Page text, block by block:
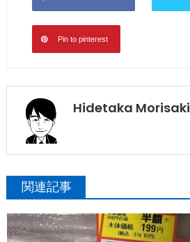
Pin to pinterest
Hidetaka Morisaki
関連記事